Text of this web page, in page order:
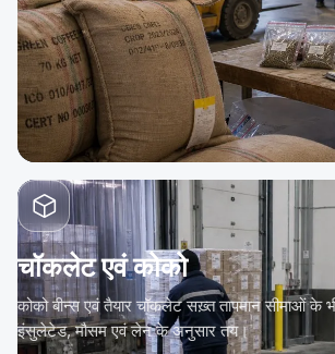
चॉकलेट एवं कोको
कोको बीन्स एवं तैयार चॉकलेट सख़्त तापमान सीमाओं के
इंसुलेटेड, मौसम एवं लेन के अनुसार तय।